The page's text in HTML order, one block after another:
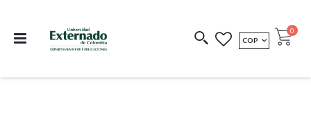
COEDICIONES REDIMIR CÓDIGO
MONEDA
COP Cart
0